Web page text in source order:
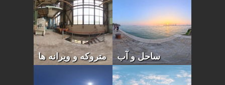
متروکه و ویرانه ها ساحل و آب